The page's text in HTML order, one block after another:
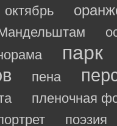
октябрь
парк
пена
пленочная
поэзия